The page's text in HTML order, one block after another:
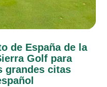
de España de la
Golf para
grandes citas